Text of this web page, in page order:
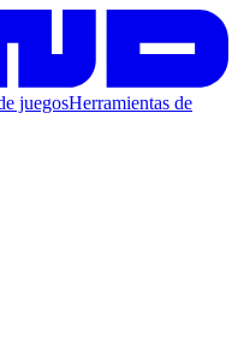
juegosHerramientas de